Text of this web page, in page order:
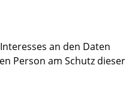
an den Daten
Person am Schutz